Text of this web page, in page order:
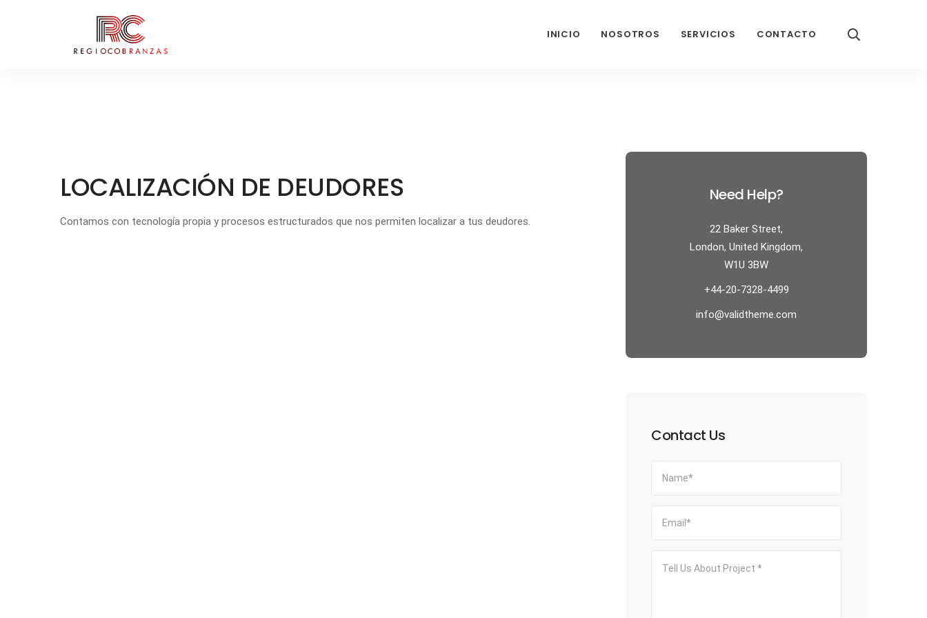
INICIO NOSOTROS SERVICIOS CONTACTO
LOCALIZACIÓN DE DEUDORES
Contamos con tecnología propia y procesos estructurados que nos permiten localizar a tus deudores.
Need Help?
22 Baker Street,
London, United Kingdom,
W1U 3BW
+44-20-7328-4499
info@validtheme.com
Contact Us